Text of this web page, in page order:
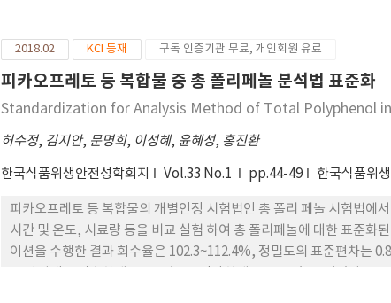
관리가 필요한 것으로 판단되었 다. 이러한 결과를 종합하여 보면, 초
에 충진 되는 크림의 일반세균을 저감화할 수 있는 중요관리점과 한계
2018.02 KCI 등재 구독 인증기관 무료, 개인회원 유료
피카오프레토 등 복합물 중 총 폴리페놀 분석법 표준화
Standardization for Analysis Method of Total Polyphenol
허수정, 김지안, 문명희, 이성혜, 윤혜성, 홍진환
한국식품위생안전성학회지 Vol.33 No.1 pp.44-49 한국식품위
피카오프레토 등 복합물의 개별인정 시험법인 총 폴리 페놀 시험법
시간 및 온도, 시료량 등을 비교 실험 하여 총 폴리페놀에 대한 표준화
이션을 수행한 결과 회수율은 102.3~112.4%, 정밀도의 표준편차는